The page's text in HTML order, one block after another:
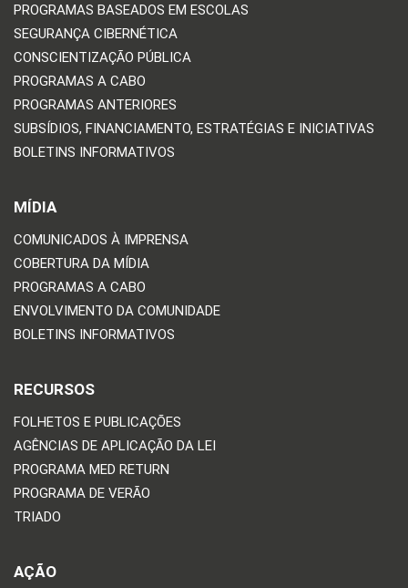
PROGRAMAS BASEADOS EM ESCOLAS
SEGURANÇA CIBERNÉTICA
CONSCIENTIZAÇÃO PÚBLICA
PROGRAMAS A CABO
PROGRAMAS ANTERIORES
SUBSÍDIOS, FINANCIAMENTO, ESTRATÉGIAS E INICIATIVAS
BOLETINS INFORMATIVOS
MÍDIA
COMUNICADOS À IMPRENSA
COBERTURA DA MÍDIA
PROGRAMAS A CABO
ENVOLVIMENTO DA COMUNIDADE
BOLETINS INFORMATIVOS
RECURSOS
FOLHETOS E PUBLICAÇÕES
AGÊNCIAS DE APLICAÇÃO DA LEI
PROGRAMA MED RETURN
PROGRAMA DE VERÃO
TRIADO
AÇÃO